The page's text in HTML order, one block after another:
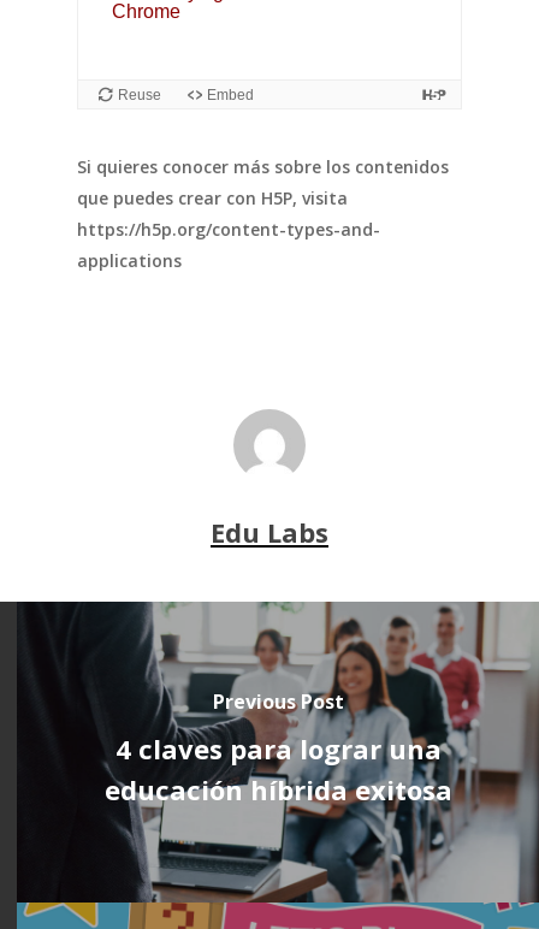
Si quieres conocer más sobre los contenidos
que puedes crear con H5P, visita
https://h5p.org/content-types-and-
applications
Edu Labs
Previous Post
4 claves para lograr una
educación híbrida exitosa